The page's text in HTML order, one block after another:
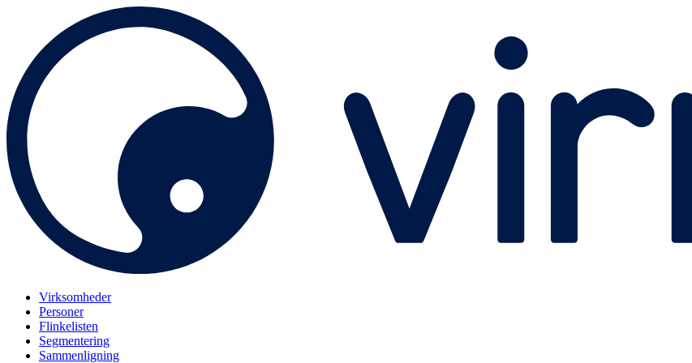
Virksomheder
Personer
Flinkelisten
Segmentering
Sammenligning